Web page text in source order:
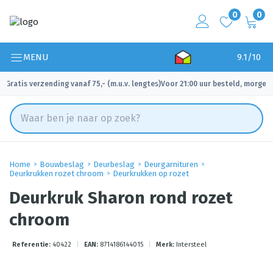
0 0
MENU 9.1/10
Gratis verzending vanaf 75,- (m.u.v. lengtes)
✓ Voor 21:00 uur besteld, morgen
Home Bouwbeslag Deurbeslag
Deurgarnituren
Deurkrukken rozet chroom
Deurkrukken op rozet
Deurkruk Sharon rond rozet
chroom
Referentie: 40422 EAN: 8714186144015 Merk: Intersteel